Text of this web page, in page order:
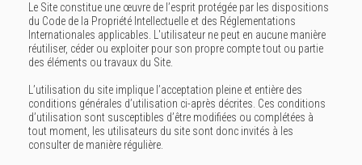
Le Site constitue une œuvre de l’esprit protégée par les dispositions
du Code de la Propriété Intellectuelle et des Réglementations
Internationales applicables. L'utilisateur ne peut en aucune manière
réutiliser, céder ou exploiter pour son propre compte tout ou partie
des éléments ou travaux du Site.
L’utilisation du site implique l’acceptation pleine et entière des
conditions générales d’utilisation ci-après décrites. Ces conditions
d’utilisation sont susceptibles d’être modifiées ou complétées à
tout moment, les utilisateurs du site sont donc invités à les
consulter de manière régulière.